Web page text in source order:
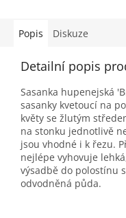
Popis Diskuze
Detailní popis
Sasanka hupenejská
sasanky kvetoucí na
květy se žlutým
na stonku jednotlivě
jsou vhodné i k řezu.
nejlépe vyhovuje
výsadbě do polostínu
odvodněná půda.